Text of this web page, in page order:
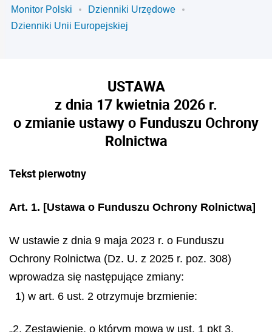
Monitor Polski
Dzienniki Urzędowe
Dzienniki Unii Europejskiej
USTAWA
z dnia 17 kwietnia 2026 r.
o zmianie ustawy o Funduszu Ochrony
Rolnictwa
Tekst pierwotny
Art. 1. [Ustawa o Funduszu Ochrony Rolnictwa]
W ustawie z dnia 9 maja 2023 r. o Funduszu
Ochrony Rolnictwa (Dz. U. z 2025 r. poz. 308)
wprowadza się następujące zmiany:
1) w art. 6 ust. 2 otrzymuje brzmienie:
„2. Zestawienie, o którym mowa w ust. 1 pkt 3,